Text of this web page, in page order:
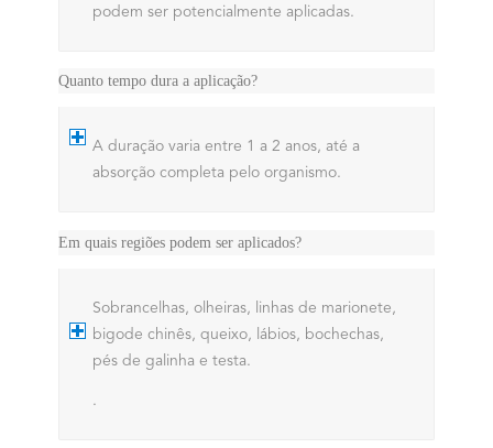
podem ser potencialmente aplicadas.
Quanto tempo dura a aplicação?
A duração varia entre 1 a 2 anos, até a
absorção completa pelo organismo.
Em quais regiões podem ser aplicados?
Sobrancelhas, olheiras, l inhas de marionete,
bigode chinês, queixo, l ábios, bochechas,
pés de galinha e testa.
.